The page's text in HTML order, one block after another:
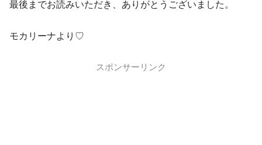
最後までお読みいただき、ありがとうございました。
モカリーナより♡
スポンサーリンク